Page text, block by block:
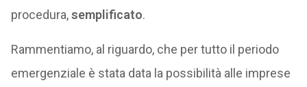
procedura,semplificato.
Rammentiamo, al riguardo, che per tutto il periodo
emergenziale è stata data la possibilità alle imprese